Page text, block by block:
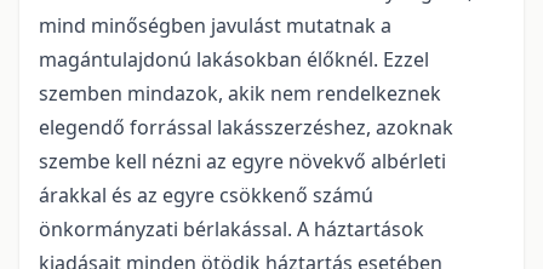
mind minőségben javulást mutatnak a
magántulajdonú lakásokban élőknél. Ezzel
szemben mindazok, akik nem rendelkeznek
elegendő forrással lakásszerzéshez, azoknak
szembe kell nézni az egyre növekvő albérleti
árakkal és az egyre csökkenő számú
önkormányzati bérlakással. A háztartások
kiadásait minden ötödik háztartás esetében